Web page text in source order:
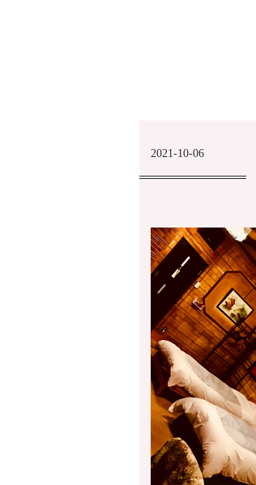
2021-10-06